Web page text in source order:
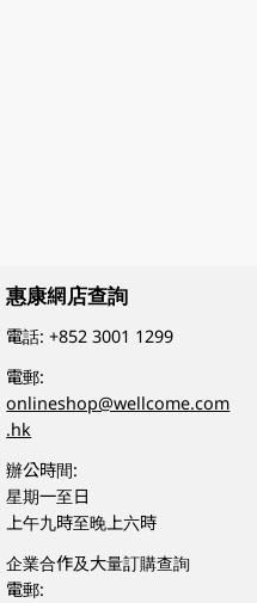
惠康網店查詢
電話:+852 3001 1299
電郵:
onlineshop@wellcome.com
.hk
辦公時間:
星期一至日
上午九時至晚上六時
企業合作及大量訂購查詢
電郵: